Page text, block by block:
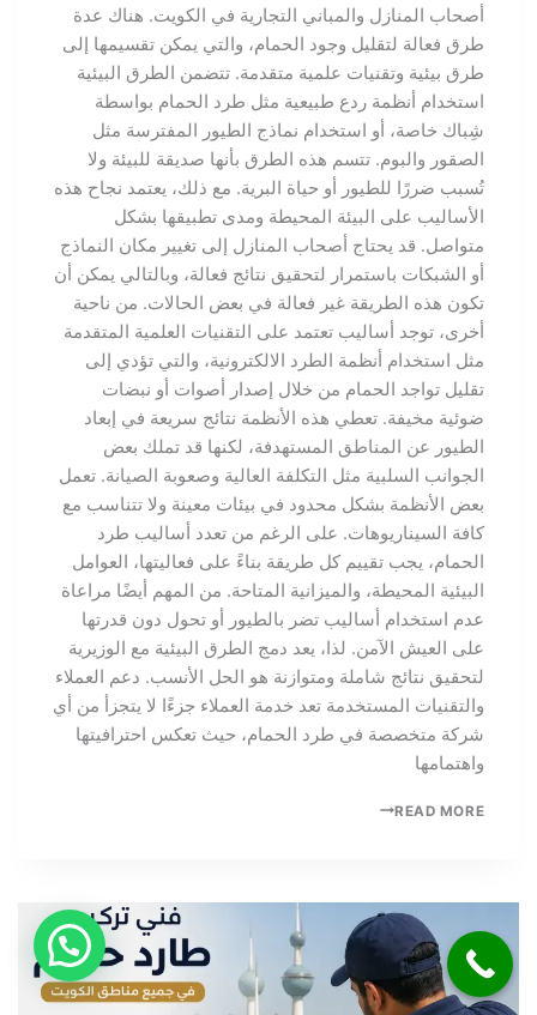
أصحاب المنازل والمباني التجارية في الكويت. هناك عدة
طرق فعالة لتقليل وجود الحمام، والتي يمكن تقسيمها إلى
طرق بيئية وتقنيات علمية متقدمة. تتضمن الطرق البيئية
استخدام أنظمة ردع طبيعية مثل طرد الحمام بواسطة
شِباك خاصة، أو استخدام نماذج الطيور المفترسة مثل
الصقور والبوم. تتسم هذه الطرق بأنها صديقة للبيئة ولا
تُسبب ضررًا للطيور أو حياة البرية. مع ذلك، يعتمد نجاح هذه
الأساليب على البيئة المحيطة ومدى تطبيقها بشكل
متواصل. قد يحتاج أصحاب المنازل إلى تغيير مكان النماذج
أو الشبكات باستمرار لتحقيق نتائج فعالة، وبالتالي يمكن أن
تكون هذه الطريقة غير فعالة في بعض الحالات. من ناحية
أخرى، توجد أساليب تعتمد على التقنيات العلمية المتقدمة
مثل استخدام أنظمة الطرد الالكترونية، والتي تؤدي إلى
تقليل تواجد الحمام من خلال إصدار أصوات أو نبضات
ضوئية مخيفة. تعطي هذه الأنظمة نتائج سريعة في إبعاد
الطيور عن المناطق المستهدفة، لكنها قد تملك بعض
الجوانب السلبية مثل التكلفة العالية وصعوبة الصيانة. تعمل
بعض الأنظمة بشكل محدود في بيئات معينة ولا تتناسب مع
كافة السيناريوهات. على الرغم من تعدد أساليب طرد
الحمام، يجب تقييم كل طريقة بناءً على فعاليتها، العوامل
البيئية المحيطة، والميزانية المتاحة. من المهم أيضًا مراعاة
عدم استخدام أساليب تضر بالطيور أو تحول دون قدرتها
على العيش الآمن. لذا، يعد دمج الطرق البيئية مع الوزيرية
لتحقيق نتائج شاملة ومتوازنة هو الحل الأنسب. دعم العملاء
والتقنيات المستخدمة تعد خدمة العملاء جزءًا لا يتجزأ من أي
شركة متخصصة في طرد الحمام، حيث تعكس احترافيتها
واهتمامها
READ MORE